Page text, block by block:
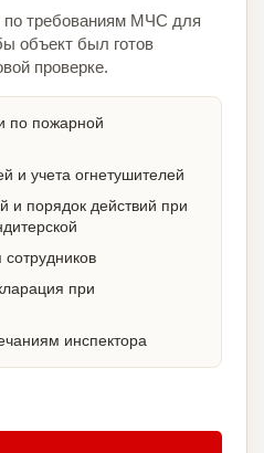
по требованиям МЧС для
объект был готов
проверке.
по пожарной
и учета огнетушителей
и порядок действий при
при
инспектора